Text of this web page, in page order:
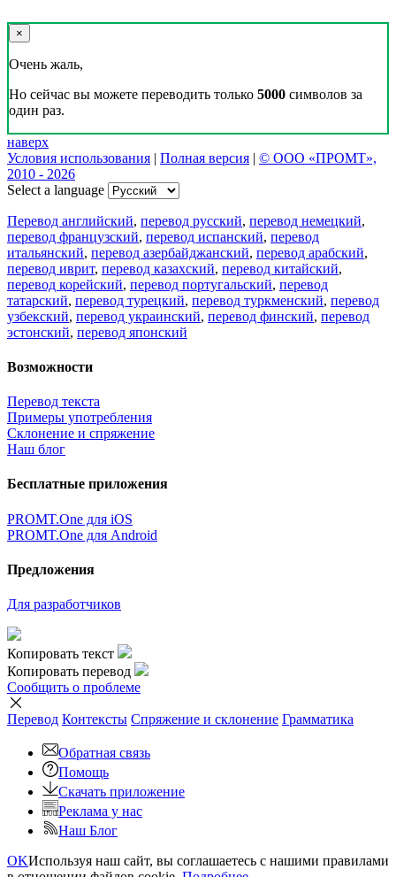
×
Очень жаль,
Но сейчас вы можете переводить только 5000 символов за
один раз.
наверх
Условия использования | Полная версия | © ООО «ПРОМТ»,
2010 - 2026
Select a language
Перевод английский, перевод русский, перевод немецкий,
перевод французский, перевод испанский, перевод
итальянский, перевод азербайджанский, перевод арабский,
перевод иврит, перевод казахский, перевод китайский,
перевод корейский, перевод португальский, перевод
татарский, перевод турецкий, перевод туркменский, перевод
узбекский, перевод украинский, перевод финский, перевод
эстонский, перевод японский
Возможности
Перевод текста
Примеры употребления
Склонение и спряжение
Наш блог
Бесплатные приложения
PROMT.One для iOS
PROMT.One для Android
Предложения
Для разработчиков
Копировать текст
Копировать перевод
Сообщить о проблеме
Перевод Контексты Спряжение и склонение Грамматика
Обратная связь
Помощь
Скачать приложение
Реклама у нас
Наш Блог
OKИспользуя наш сайт, вы соглашаетесь с нашими правилами